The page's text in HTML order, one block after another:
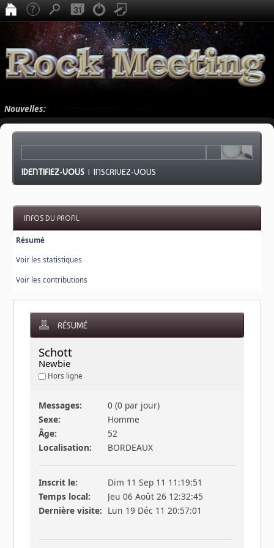
Nouvelles:
IDENTIFIEZ-VOUS |INSCRIVEZ-VOUS
INFOS DU PROFIL
Résumé
Voir les statistiques
Voir les contributions
RÉSUMÉ
Schott
Newbie
Hors ligne
Messages:
0 (0 par jour)
Sexe:
Homme
Âge:
52
Localisation:
BORDEAUX
Inscrit le:
Dim 11 Sep 11 11:19:51
Temps local:
Jeu 06 Août 26 12:32:45
Dernière visite: Lun 19 Déc 11 20:57:01